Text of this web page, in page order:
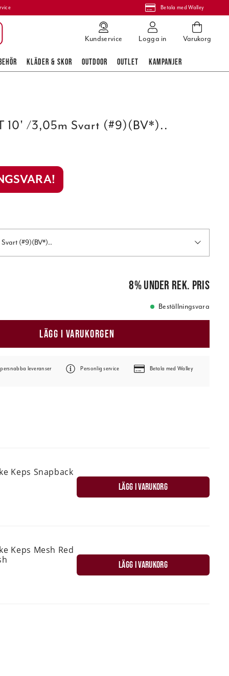
Betala med Walley
Kundservice Logga in Varukorg
KLÄDER & SKOR OUTDOOR OUTLET KAMPANJER
10' /3,05m Svart (#9)(BV*)..
(#9)(BV*)..
8%under rek. pris
Beställningsvara
LÄGG I VARUKORGEN
leveranser Personlig service Betala med Walley
Keps Snapback
LÄGG I VARUKORG
Keps Mesh Red
LÄGG I VARUKORG